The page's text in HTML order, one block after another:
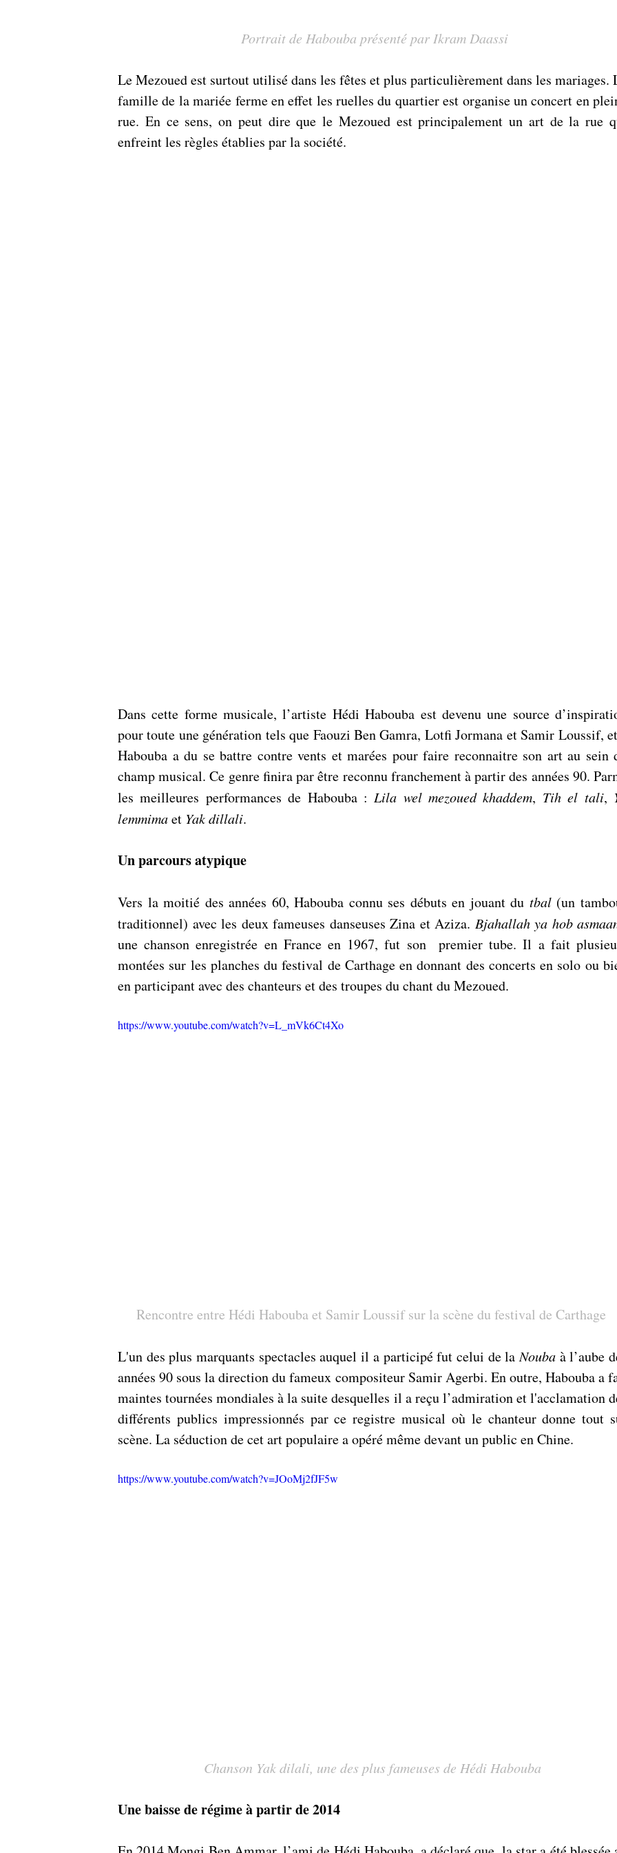
Portrait de Habouba présenté par Ikram Daassi
Le Mezoued est surtout utilisé dans les fêtes et plus particulièrement dans les mariages.
famille de la mariée ferme en effet les ruelles du quartier est organise un concert en
rue. En ce sens, on peut dire que le Mezoued est principalement un art de la rue
enfreint les règles établies par la société.
Dans cette forme musicale, l’artiste Hédi Habouba est devenu une source
pour toute une génération tels que Faouzi Ben Gamra, Lotfi Jormana et Samir Loussif,
Habouba a du se battre contre vents et marées pour faire reconnaitre son art au sein
champ musical. Ce genre finira par être reconnu franchement à partir des années 90.
les meilleures performances de Habouba : Lila wel mezoued khaddem, Tih el tali,
lemmima et Yak dillali.
Un parcours atypique
Vers la moitié des années 60, Habouba connu ses débuts en jouant du tbal (un
traditionnel) avec les deux fameuses danseuses Zina et Aziza. Bjahallah ya hob
une chanson enregistrée en France en 1967, fut son  premier tube. Il a fait
montées sur les planches du festival de Carthage en donnant des concerts en solo ou
en participant avec des chanteurs et des troupes du chant du Mezoued.
https://www.youtube.com/watch?v=L_mVk6Ct4Xo
Rencontre entre Hédi Habouba et Samir Loussif sur la scène du festival de Carthage
L'un des plus marquants spectacles auquel il a participé fut celui de la Nouba à l’aube
années 90 sous la direction du fameux compositeur Samir Agerbi. En outre, Habouba a
maintes tournées mondiales à la suite desquelles il a reçu l’admiration et l'acclamation
différents publics impressionnés par ce registre musical où le chanteur donne tout
scène. La séduction de cet art populaire a opéré même devant un public en Chine.
https://www.youtube.com/watch?v=JOoMj2fJF5w
Chanson Yak dilali, une des plus fameuses de Hédi Habouba
Une baisse de régime à partir de 2014